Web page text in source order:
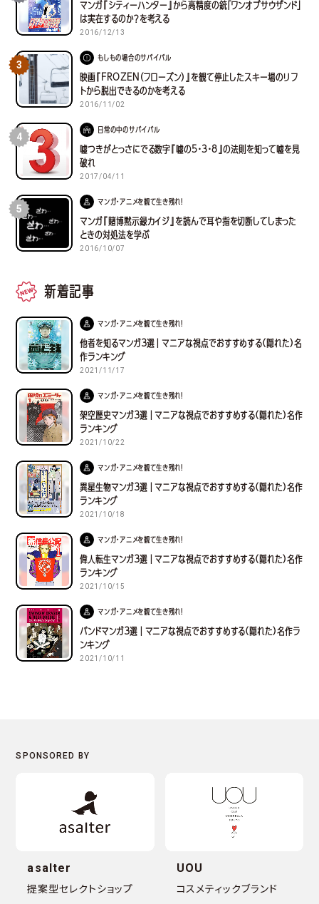
マンガ『シティーハンター』から高精度の銃「ワンオブサウザンド」
は実在するのか？を考える
2016/12/13
3
もしもの場合のサバイバル
映画『FROZEN（フローズン）』を観て停止したスキー場のリフ
トから脱出できるのかを考える
2016/11/02
4
日常の中のサバイバル
嘘つきがとっさにでる数字『嘘の5・3・8』の法則を知って嘘を見
破れ
2017/04/11
5
マンガ・アニメを観て生き残れ！
マンガ『賭博黙示録カイジ』を読んで耳や指を切断してしまった
ときの対処法を学ぶ
2016/10/07
新着記事
マンガ・アニメを観て生き残れ！
他者を知るマンガ３選｜マニアな視点でおすすめする(隠れた)名
作ランキング
2021/11/17
マンガ・アニメを観て生き残れ！
架空歴史マンガ３選｜マニアな視点でおすすめする(隠れた)名作
ランキング
2021/10/22
マンガ・アニメを観て生き残れ！
異星生物マンガ３選｜マニアな視点でおすすめする(隠れた)名作
ランキング
2021/10/18
マンガ・アニメを観て生き残れ！
偉人転生マンガ３選｜マニアな視点でおすすめする(隠れた)名作
ランキング
2021/10/15
マンガ・アニメを観て生き残れ！
バンドマンガ３選｜マニアな視点でおすすめする(隠れた)名作ラ
ンキング
2021/10/11
asalter
提案型セレクトショップ
UOU
コスメティックブランド